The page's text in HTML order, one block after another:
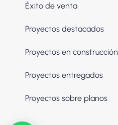
Éxito de venta
Proyectos destacados
Proyectos en construcción
Proyectos entregados
Proyectos sobre planos